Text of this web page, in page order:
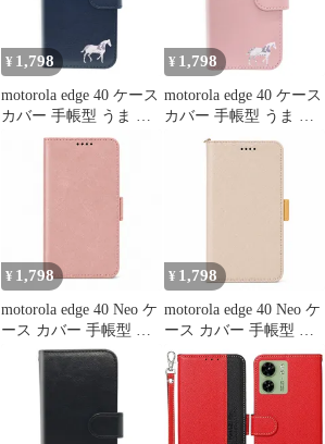
¥ 1,798
motorola edge 40 ケース
カバー 手帳型 うま 馬
edge 40ケース edge 40カ
edge40カバー "2q-6pl-
¥ 1,798
motorola edge 40 ケース
カバー 手帳型 うま 馬
edge 40ケース edge 40カ
バー edge40ケース
edge40カバー "q-2pl-
¥ 1,798
motorola edge 40 Neo ケ
ース カバー 手帳型 レ
ザー調 edge 40 Neoケー
ス edge 40 Neoカバー
edge40Neoカバー "q-
¥ 1,798
motorola edge 40 Neo ケ
ース カバー 手帳型 ツ
ートン edge 40 Neoケー
ス edge 40 Neoカバー
edge40Neoケース
edge40Neoカバー "q-
5m-27